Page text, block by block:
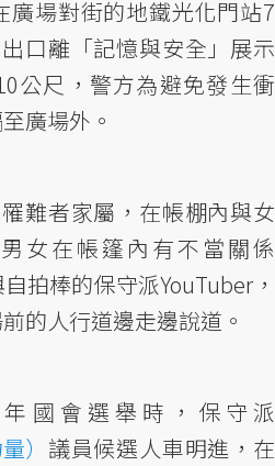
廣場對街的地鐵光化門站7
口離「記憶與安全」展示
公尺，警方為避免發生衝
廣場外。
難者家屬，在帳棚內與女
女在帳篷內有不當關係
拍棒的保守派YouTuber，
的人行道邊走邊說道。
國會選舉時，保守派
） 議員候選人車明進，在